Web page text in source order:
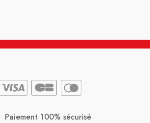
Paiement 100% sécurisé